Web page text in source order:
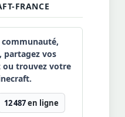
FRANCE
communauté,
partagez vos
ou trouvez votre
12 487en ligne